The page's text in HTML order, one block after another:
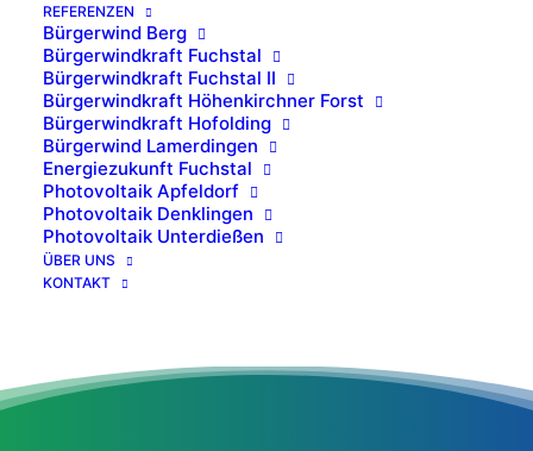
REFERENZEN
Bürgerwind Berg
Bürgerwindkraft Fuchstal
Bürgerwindkraft Fuchstal II
Bürgerwindkraft Höhenkirchner Forst
Bürgerwindkraft Hofolding
Bürgerwind Lamerdingen
Energiezukunft Fuchstal
Photovoltaik Apfeldorf
Photovoltaik Denklingen
Photovoltaik Unterdießen
ÜBER UNS
KONTAKT
Kranstellplatz
10. JANUAR 2016 | BY IB-SING
© Ingenieurbüro Sing